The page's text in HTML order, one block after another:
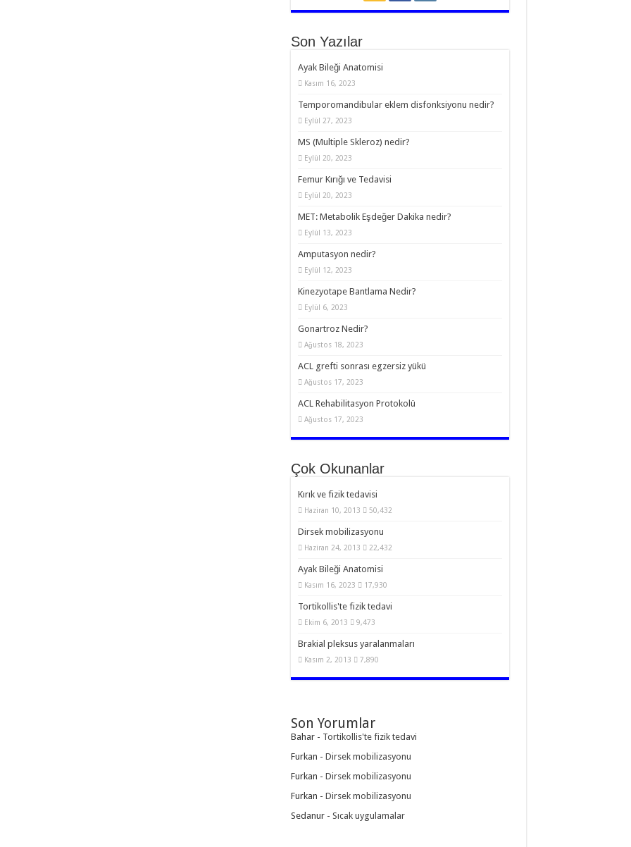
Son Yazılar
Ayak Bileği Anatomisi
Kasım 16, 2023
Temporomandibular eklem disfonksiyonu nedir?
Eylül 27, 2023
MS (Multiple Skleroz) nedir?
Eylül 20, 2023
Femur Kırığı ve Tedavisi
Eylül 20, 2023
MET: Metabolik Eşdeğer Dakika nedir?
Eylül 13, 2023
Amputasyon nedir?
Eylül 12, 2023
Kinezyotape Bantlama Nedir?
Eylül 6, 2023
Gonartroz Nedir?
Ağustos 18, 2023
ACL grefti sonrası egzersiz yükü
Ağustos 17, 2023
ACL Rehabilitasyon Protokolü
Ağustos 17, 2023
Çok Okunanlar
Kırık ve fizik tedavisi
Haziran 10, 2013 50,432
Dirsek mobilizasyonu
Haziran 24, 2013 22,432
Ayak Bileği Anatomisi
Kasım 16, 2023 17,930
Tortikollis'te fizik tedavi
Ekim 6, 2013 9,473
Brakial pleksus yaralanmaları
Kasım 2, 2013 7,890
Son Yorumlar
Bahar- Tortikollis'te fizik tedavi
Furkan - Dirsek mobilizasyonu
Furkan - Dirsek mobilizasyonu
Furkan - Dirsek mobilizasyonu
Sedanur- Sıcak uygulamalar